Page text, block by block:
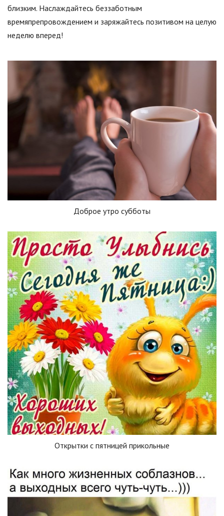
близким. Наслаждайтесь беззаботным
времяпрепровождением и заряжайтесь позитивом на целую
неделю вперед!
Доброе утро субботы
Открытки с пятницей прикольные